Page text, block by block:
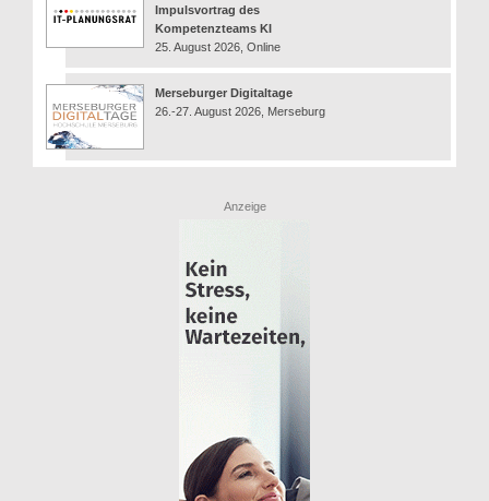
Impulsvortrag des
Kompetenzteams KI
25. August 2026, Online
Merseburger Digitaltage
26.-27. August 2026, Merseburg
Anzeige